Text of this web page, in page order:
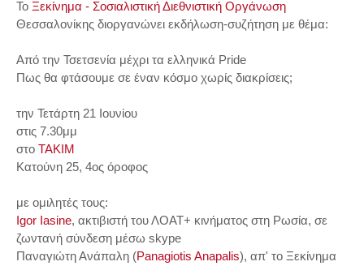
Το Ξεκίνημα - Σοσιαλιστική Διεθνιστική Οργάνωση
Θεσσαλονίκης διοργανώνει εκδήλωση-συζήτηση με θέμα:
Από την Τσετσενία μέχρι τα ελληνικά Pride
Πως θα φτάσουμε σε έναν κόσμο χωρίς διακρίσεις;
την Τετάρτη 21 Ιουνίου
στις 7.30μμ
στο TAKIM
Κατούνη 25, 4ος όροφος
με ομιλητές τους:
Igor Iasine, ακτιβιστή του ΛΟΑΤ+ κινήματος στη Ρωσία, σε
ζωντανή σύνδεση μέσω skype
Παναγιώτη Ανάπαλη (Panagiotis Anapalis), απ' το Ξεκίνημα